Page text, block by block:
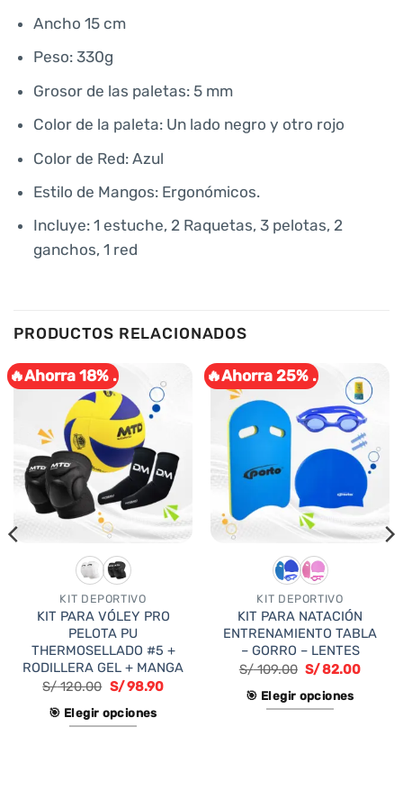
Ancho 15 cm
Peso: 330g
Grosor de las paletas: 5 mm
Color de la paleta: Un lado negro y otro rojo
Color de Red: Azul
Estilo de Mangos: Ergonómicos.
Incluye: 1 estuche, 2 Raquetas, 3 pelotas, 2
ganchos, 1 red
PRODUCTOS RELACIONADOS
🔥Ahorra 18% .
KIT DEPORTIVO
KIT PARA VÓLEY PRO
PELOTA PU
THERMOSELLADO #5 +
RODILLERA GEL + MANGA
S/120.00 S/98.90
🎯 Elegir opciones
🔥Ahorra 25% .
KIT DEPORTIVO
KIT PARA NATACIÓN
ENTRENAMIENTO TABLA
– GORRO – LENTES
S/109.00 S/82.00
🎯 Elegir opciones